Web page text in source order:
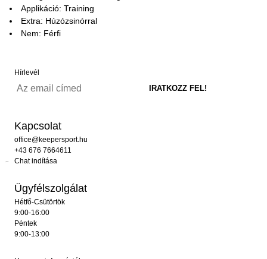
Applikáció: Training
Extra: Húzózsinórral
Nem: Férfi
Hírlevél
Kapcsolat
office@keepersport.hu
+43 676 7664611
Chat indítása
Ügyfélszolgálat
Hétfő-Csütörtök
9:00-16:00
Péntek
9:00-13:00